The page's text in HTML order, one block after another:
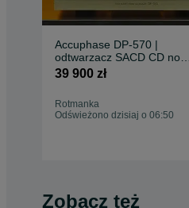
Accuphase DP-570 |
odtwarzacz SACD CD nowy
outlet
39 900 zł
Rotmanka
Odświeżono dzisiaj o 06:50
Zobacz też